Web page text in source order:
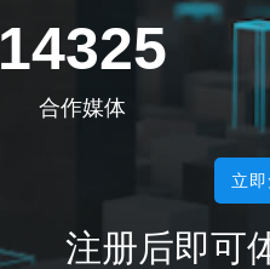
14325
合作媒体
立
注册后即可